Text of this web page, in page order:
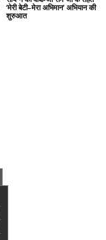
‘मेरी बेटी–मेरा अभिमान’ अभियान की
शुरुआत